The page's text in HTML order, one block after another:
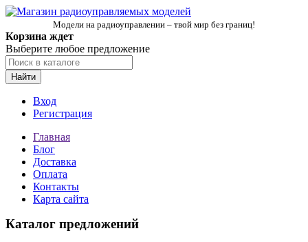
Модели на радиоуправлении – твой мир без границ!
Корзина ждет
Выберите любое предложение
Найти
Вход
Регистрация
Главная
Блог
Доставка
Оплата
Контакты
Карта сайта
Каталог предложений